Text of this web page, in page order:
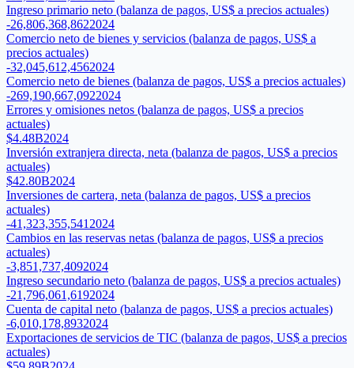
Ingreso primario neto (balanza de pagos, US$ a precios actuales)
-26,806,368,8622024
Comercio neto de bienes y servicios (balanza de pagos, US$ a
precios actuales)
-32,045,612,4562024
Comercio neto de bienes (balanza de pagos, US$ a precios actuales)
-269,190,667,0922024
Errores y omisiones netos (balanza de pagos, US$ a precios
actuales)
$4.48B2024
Inversión extranjera directa, neta (balanza de pagos, US$ a precios
actuales)
$42.80B2024
Inversiones de cartera, neta (balanza de pagos, US$ a precios
actuales)
-41,323,355,541 2024
Cambios en las reservas netas (balanza de pagos, US$ a precios
actuales)
-3,851,737,4092024
Ingreso secundario neto (balanza de pagos, US$ a precios actuales)
-21,796,061,6192024
Cuenta de capital neto (balanza de pagos, US$ a precios actuales)
-6,010,178,8932024
Exportaciones de servicios de TIC (balanza de pagos, US$ a precios
actuales)